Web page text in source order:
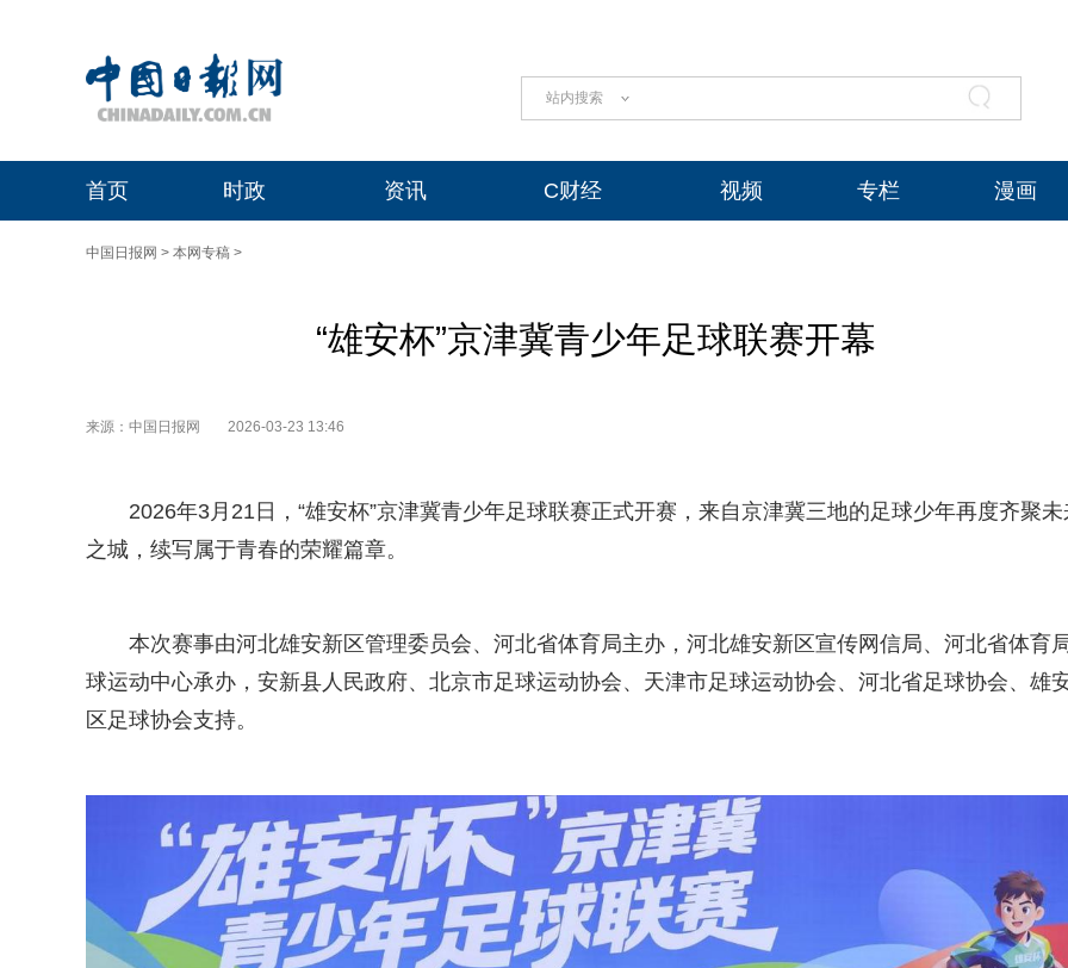
站内搜索
首页 时政 资讯 C财经 视频 专栏 漫画
中国日报网 > 本网专稿 >
“雄安杯”京津冀青少年足球联赛开幕
来源：中国日报网 2026-03-23 13:46
2026年3月21日，“雄安杯”京津冀青少年足球联赛正式开赛，来自京津冀三地的足球少年再度齐聚未
之城，续写属于青春的荣耀篇章。
本次赛事由河北雄安新区管理委员会、河北省体育局主办，河北雄安新区宣传网信局、河北省体育
球运动中心承办，安新县人民政府、北京市足球运动协会、天津市足球运动协会、河北省足球协会、雄
区足球协会支持。